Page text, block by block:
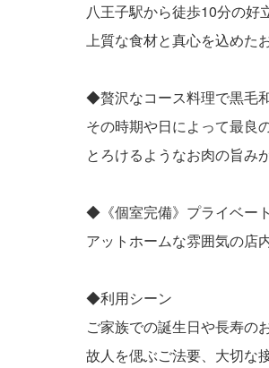
八王子駅から徒歩10分の好
上質な食材と真心を込めた
◆贅沢なコース料理で黒毛
その時期や日によって最良
とろけるようなお肉の旨み
◆《個室完備》プライベー
アットホームな雰囲気の店
◆利用シーン
ご家族での誕生日や長寿の
故人を偲ぶご法要、大切な